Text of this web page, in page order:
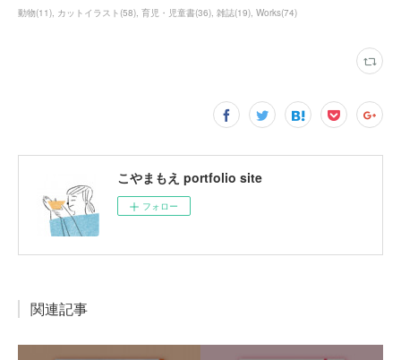
動物(11) カットイラスト (58) 育児・児童書(36) 雑誌(19) Works(74)
こやまもえ portfolio site
フォロー
関連記事